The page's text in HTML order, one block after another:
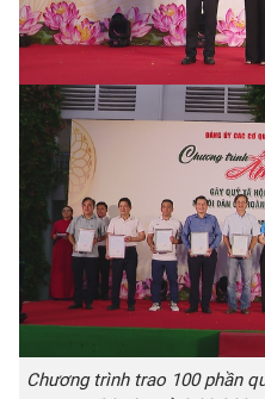
Chương trình trao 100 phần